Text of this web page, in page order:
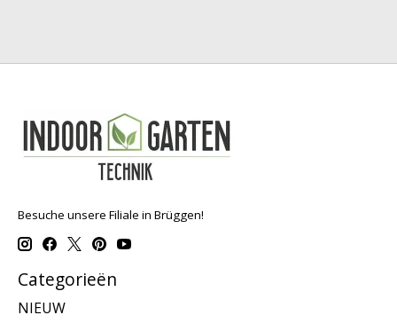
Besuche unsere Filiale in Brüggen!
Categorieën
NIEUW